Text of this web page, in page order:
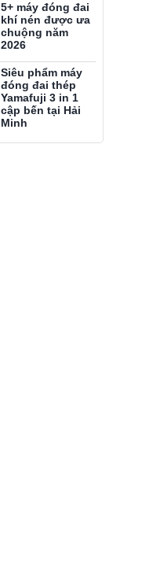
5+ máy đóng đai
khí nén được ưa
chuộng năm
2026
Siêu phẩm máy
đóng đai thép
Yamafuji 3 in 1
cập bến tại Hải
Minh